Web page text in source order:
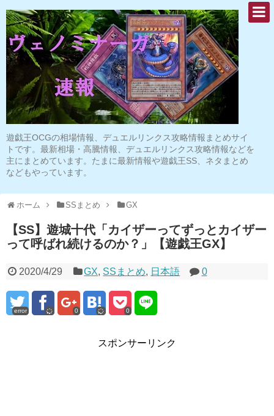
遊戯王OCGの相場情報、デュエルリンクス攻略情報まとめサイ
トです。最新相場・高騰情報、デュエルリンクス攻略情報などを
主にまとめています。たまに最新情報や遊戯王SS、ネタまとめ
などもやっています。
ホーム SSまとめ GX
【SS】遊城十代「カイザーってずっとカイザー
って呼ばれ続けるのか？」【遊戯王GX】
2020/4/29 GX, SSまとめ, 日本語 0
error 0 0
スポンサーリンク